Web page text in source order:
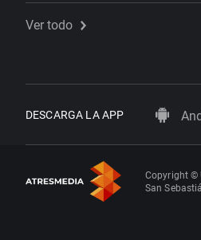
Ver todo
DESCARGA LA APP
Copyright ©
San